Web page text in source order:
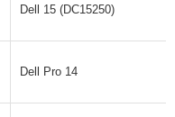
Dell 15 (DC15250)
Dell Pro 14